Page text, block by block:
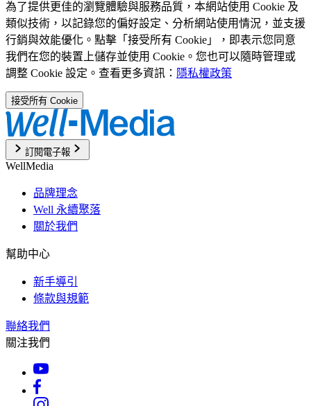
為了提供更佳的瀏覽體驗與服務品質，本網站使用 Cookie 及
類似技術，以記錄您的偏好設定、分析網站使用情況，並支援
行銷與效能優化。點擊「接受所有 Cookie」，即表示您同意
我們在您的裝置上儲存並使用 Cookie。您也可以隨時管理或
調整 Cookie 設定。查看更多資訊： 隱私權政策
接受所有 Cookie
訂閱電子報
WellMedia
品牌理念
Well 永續聚落
關於我們
幫助中心
新手導引
條款與規範
聯絡我們
關注我們